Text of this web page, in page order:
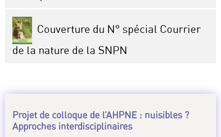
Couverture du N° spécial Courrier
de la nature de la SNPN
Projet de colloque de l’AHPNE : nuisibles ?
Approches interdisciplinaires